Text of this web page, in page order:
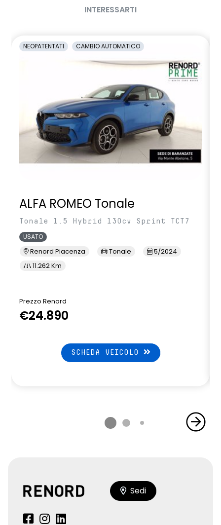
Volante soft feel con comandi per ISA
INTERESSARTI
NEOPATENTATI CAMBIO AUTOMATICO
ALFA ROMEO Tonale
Tonale 1.5 Hybrid 130cv Sprint TCT7
USATO
Renord Piacenza Tonale
5/2024
11.262 Km
Prezzo Renord
€24.890
SCHEDA VEICOLO
Sedi